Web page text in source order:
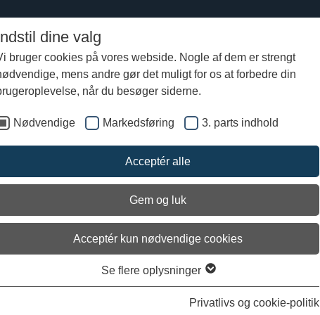
dine valg
bruger cookies på vores webside. Nogle af dem er strengt
mens andre gør det muligt for os at forbedre din
når du besøger siderne.
Nødvendige Markedsføring 3. parts indhold
Acceptér alle
Gem og luk
Acceptér kun nødvendige cookies
Se flere oplysninger
Privatlivs og cookie-politik
sommertogt 2015 Logbog fra Havhingsten Logbog fra Havhingsten
- nu kommer vi!